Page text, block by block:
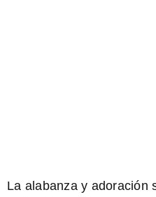
La alabanza y adoración